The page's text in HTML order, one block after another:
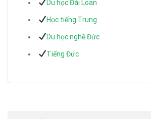
Du học Đài Loan
Học tiếng Trung
Du học nghề Đức
Tiếng Đức